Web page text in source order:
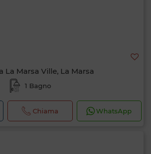
Marsa Ville, La Marsa
1 Bagno
Chiama WhatsApp